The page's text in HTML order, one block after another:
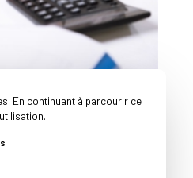
En continuant à parcourir ce